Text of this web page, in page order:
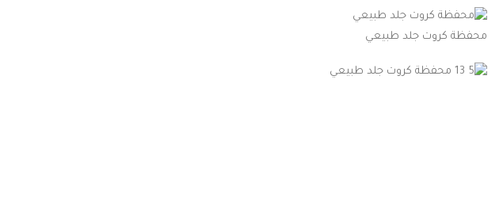
محفظة كروت جلد طبيعي